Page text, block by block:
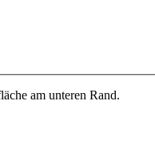
am unteren Rand.